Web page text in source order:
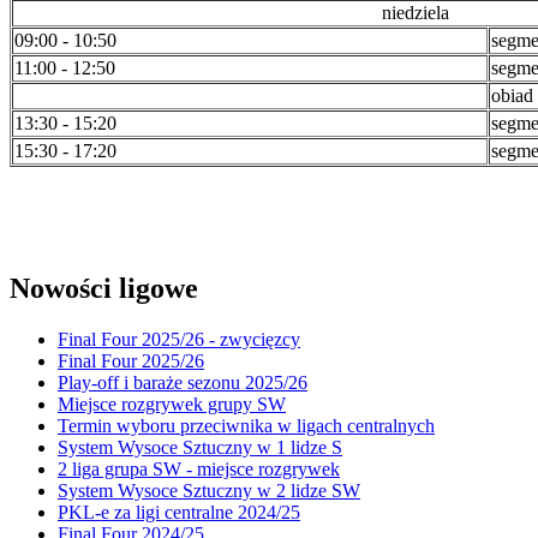
niedziela
09:00 - 10:50
11:00 - 12:50
obiad
13:30 - 15:20
15:30 - 17:20
Nowości ligowe
Final Four 2025/26 - zwycięzcy
Final Four 2025/26
Play-off i baraże sezonu 2025/26
Miejsce rozgrywek grupy SW
Termin wyboru przeciwnika w ligach centralnych
System Wysoce Sztuczny w 1 lidze S
2 liga grupa SW - miejsce rozgrywek
System Wysoce Sztuczny w 2 lidze SW
PKL-e za ligi centralne 2024/25